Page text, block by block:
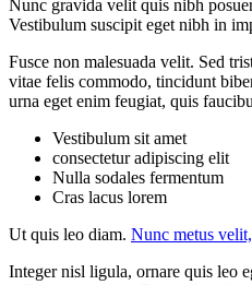
Nunc gravida velit quis nibh
Vestibulum suscipit eget nibh in
Fusce non malesuada velit. Sed
vitae felis commodo, tincidunt
urna eget enim feugiat, quis
Vestibulum sit amet
consectetur adipiscing elit
Nulla sodales fermentum
Cras lacus lorem
Ut quis leo diam. Nunc metus
Integer nisl ligula, ornare quis leo